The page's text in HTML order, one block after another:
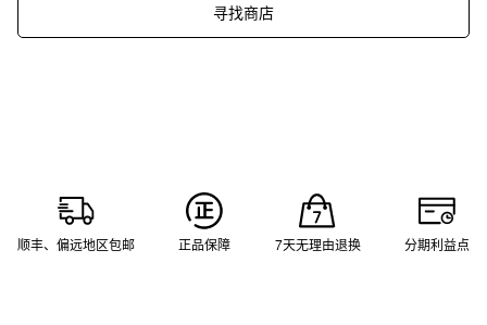
寻找商店
顺丰、偏远地区包邮 正品保障 7天无理由退换 分期利益点